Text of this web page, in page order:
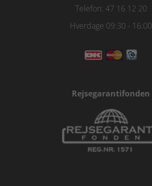
Telefon: 47 16 12 20
Hverdage 09:30 - 16:00
Rejsegarantifonden